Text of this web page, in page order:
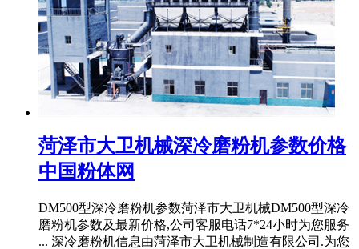
菏泽市大卫机械深冷磨粉机参数价格
中国粉体网
DM500型深冷磨粉机参数菏泽市大卫机械DM500型深冷
磨粉机参数及最新价格,公司客服电话7*24小时为您服务
... 深冷磨粉机信息由菏泽市大卫机械制造有限公司.为您